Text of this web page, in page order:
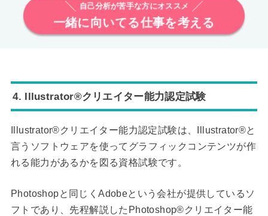
自己分析が苦手な方にオススメ
一緒に向いてる仕事を考える
4. Illustrator®クリエイター能力認定試験
Illustrator®クリエイター能力認定試験は、Illustrator®と
言うソフトウェアを使ってグラフィックコンテンツが作
れる能力があるかを図る資格試験です。
Photoshopと同じくAdobeという会社が提供しているソ
フトであり、先程解説したPhotoshop®️クリエイター能